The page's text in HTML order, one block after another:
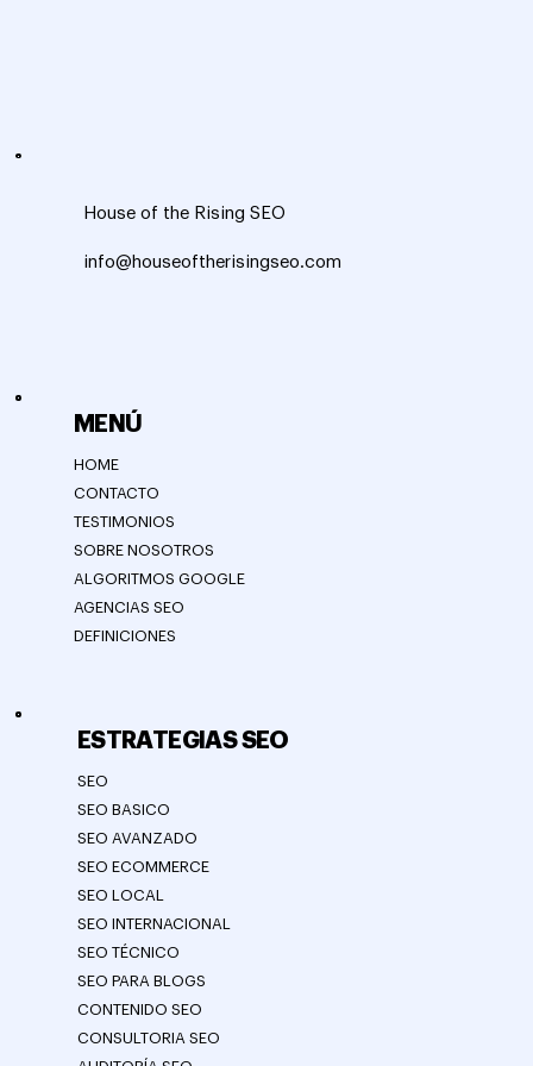
MENÚ
HOME
CONTACTO
TESTIMONIOS
SOBRE NOSOTROS
ALGORITMOS GOOGLE
AGENCIAS SEO
DEFINICIONES
ESTRATEGIAS SEO
SEO
SEO BASICO
SEO AVANZADO
SEO ECOMMERCE
SEO LOCAL
SEO INTERNACIONAL
SEO TÉCNICO
SEO PARA BLOGS
CONTENIDO SEO
CONSULTORIA SEO
House of the Rising SEO
info@houseoftherisingseo.com